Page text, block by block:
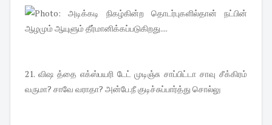
21. விஷ த்தை எக்ஸ்பயரி டேட் முடிஞ்சு சாப்பிட்டா சாவு சீக்கிரம்
வருமா? சாவே வராதா? அன்பே.நீ குடிச்சுப்பார்த்து சொல்லு